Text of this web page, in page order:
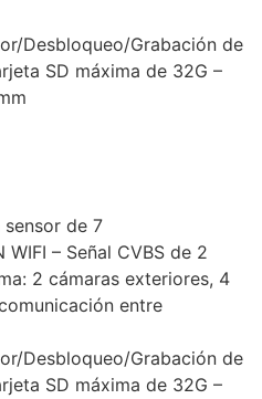
Desbloqueo/Grabación de
SD máxima de 32G –
de 7
WIFI – Señal CVBS de 2
2 cámaras exteriores, 4
entre
Desbloqueo/Grabación de
SD máxima de 32G –